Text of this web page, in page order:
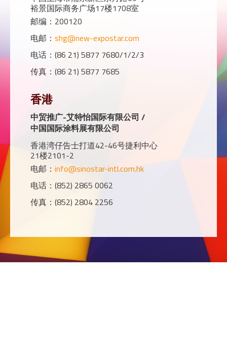
裕景国际商务广场17楼1708室
邮编：200120
电邮： shg@new-expostar.com
电话：(86 21) 5877 7680/1/2/3
传真：(86 21) 5877 7685
香港
中贸推广-艾特怡国际有限公司 /
中国国际涂料展有限公司
香港湾仔告士打道42-46号捷利中心
21楼2101-2
电邮： info@sinostar-intl.com.hk
电话：(852) 2865 0062
传真：(852) 2804 2256